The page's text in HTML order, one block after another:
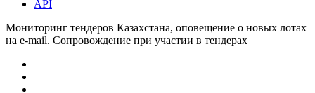
API
Мониторинг тендеров Казахстана, оповещение о новых лотах
на e-mail. Сопровождение при участии в тендерах